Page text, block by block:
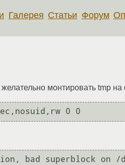
Галерея Статьи Форум
монтировать tmp на
0 0
bad superblock on /